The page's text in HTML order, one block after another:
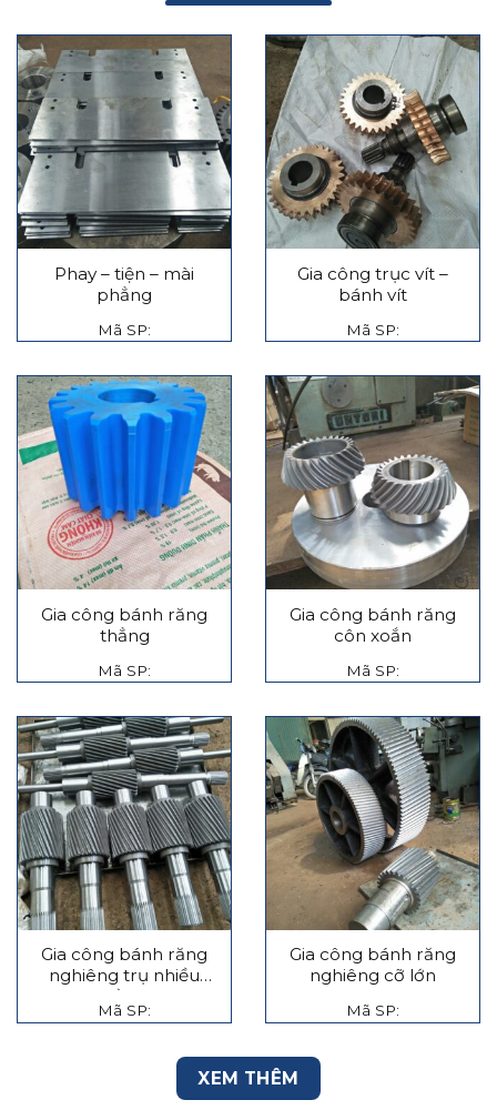
Phay – tiện – mài
phẳng
Mã SP:
Gia công trục vít –
bánh vít
Mã SP:
Gia công bánh răng
thẳng
Mã SP:
Gia công bánh răng
côn xoắn
Mã SP:
Gia công bánh răng
nghiêng trụ nhiều
tầng
Mã SP:
Gia công bánh răng
nghiêng cỡ lớn
Mã SP:
XEM THÊM